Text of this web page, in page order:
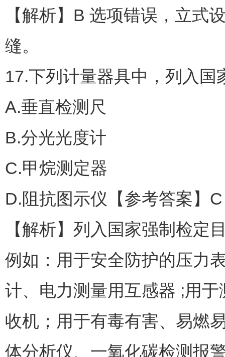
【解析】B 选项错误，立式
缝。
17.下列计量器具中，列入
A.垂直检测尺
B.分光光度计
C.甲烷测定器
D.阻抗图示仪【参考答案】C
【解析】列入国家强制检定
例如：用于安全防护的压力
计、电力测量用互感器 ;用
收机；用于有毒有害、易燃
体分析仪、一氧化碳检测报